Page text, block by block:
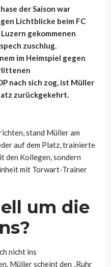
der Saison war
Lichtblicke beim FC
Luzern gekommenen
zuschlug.
im Heimspiel gegen
nach sich zog, ist Müller
zurückgekehrt.
stand Müller am
auf dem Platz, trainierte
den Kollegen, sondern
mit Torwart-Trainer
um die
nicht ins
Müller scheint den „Ruhr